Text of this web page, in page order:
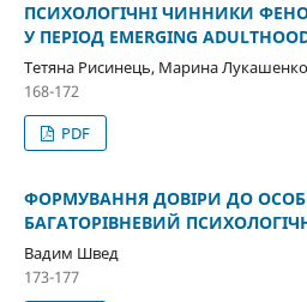
ПСИХОЛОГІЧНІ ЧИННИКИ
У ПЕРІОД EMERGING
Тетяна Рисинець, Марина Лукашенко
168-172
PDF
ФОРМУВАННЯ ДОВІРИ ДО
БАГАТОРІВНЕВИЙ
Вадим Швед
173-177